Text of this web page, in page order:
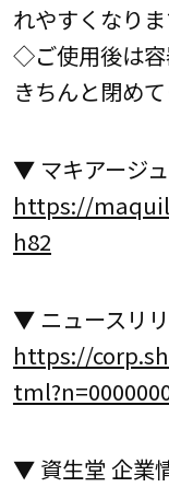
れやすくなりま
◇ご使用後は容
きちんと閉めて
▼ マキアージ
https://
h82
▼ ニュースリ
https://
▼ 資生堂 企業